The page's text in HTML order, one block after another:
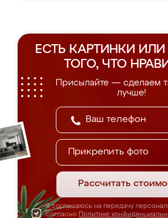
ЕСТЬ КАРТИНКИ
ТОГО, ЧТО
Присылайте — сделаем
лучше!
Прикрепить фото
Рассчитать
Я соглашаюсь на передачу
согласно Политике